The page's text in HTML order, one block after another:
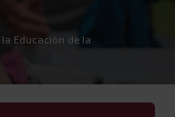
Educación de la